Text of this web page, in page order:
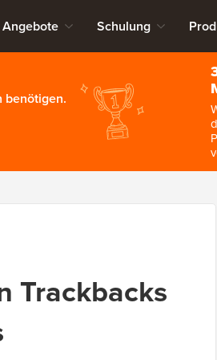
Angebote Schulung
benötigen.
Trackbacks